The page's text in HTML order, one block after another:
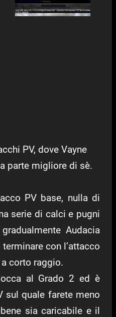
PV, dove Vayne
parte migliore di sè.
PV base, nulla di
serie di calci e pugni
Audacia
con l’attacco
corto raggio.
al Grado 2 ed è
sul quale farete meno
sia caricabile e il